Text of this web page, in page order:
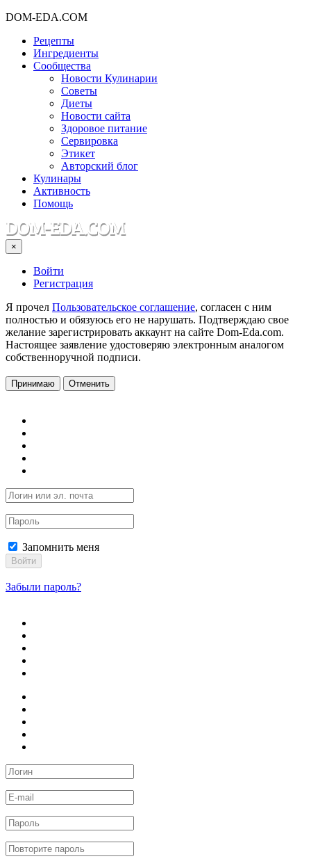
DOM-EDA.COM
Рецепты
Ингредиенты
Сообщества
Новости Кулинарии
Советы
Диеты
Новости сайта
Здоровое питание
Сервировка
Этикет
Авторский блог
Кулинары
Активность
Помощь
×
Войти
Регистрация
Я прочел Пользовательское соглашение, согласен с ним
полностью и обязуюсь его не нарушать. Подтверждаю свое
желание зарегистрировать аккаунт на сайте Dom-Eda.com.
Настоящее заявление удостоверяю электронным аналогом
собственноручной подписи.
Принимаю Отменить
Запомнить меня
Войти
Забыли пароль?